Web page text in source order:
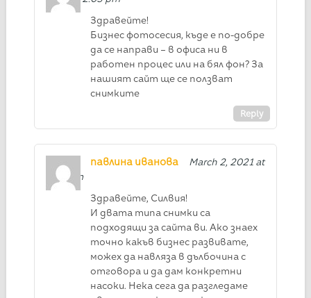
Здравейте!
Бизнес фотосесия, къде е по-добре
да се направи – в офиса ни в
работен процес или на бял фон? За
нашият сайт ще се ползват
снимките
Reply
павлина иванова
March 2, 2021 at
8:43 pm
Здравейте, Силвия!
И двата типа снимки са
подходящи за сайта ви. Ако знаех
точно какъв бизнес развивате,
можех да навляза в дълбочина с
отговора и да дам конкретни
насоки. Нека сега да разгледаме